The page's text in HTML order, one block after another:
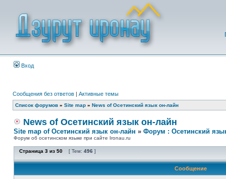
Вход
Сообщения без ответов | Активные темы
Список форумов » Site map » News of Осетинский язык он-лайн
News of Осетинский язык он-лайн
Site map of Осетинский язык он-лайн » Форум : Осетинский
Форум об осетинском языке при сайте Ironau.ru
Страница 3 из 50 [ Тем: 496 ]
Сообщение